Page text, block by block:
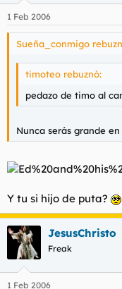
1 Feb 2006
Sueña_conmigo
timoteo rebuznó:
pedazo de timo al
Nunca serás grande
Y tu si hijo de puta?
JesusChristo
Freak
1 Feb 2006